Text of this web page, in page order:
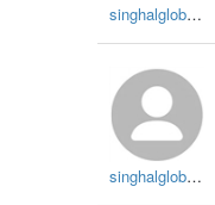
singhalglobal003
singhalglobal003